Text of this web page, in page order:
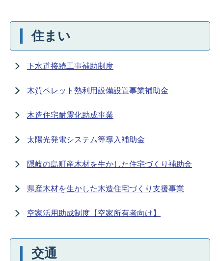
住まい
下水道接続工事補助制度
木質ペレット熱利用設備設置事業補助金
木造住宅耐震化助成事業
太陽光発電システム等導入補助金
隠岐の島町産木材を生かした住宅づくり補助金
県産木材を生かした木造住宅づくり支援事業
空家活用助成制度【空家所有者向け】
交通